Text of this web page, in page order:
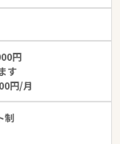
円
す
円/月
制